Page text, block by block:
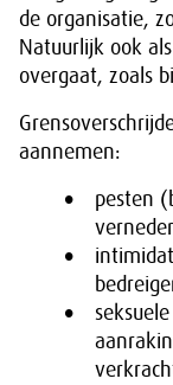
de organisatie,
Natuurlijk ook
overgaat, zoals
aannemen:
pesten